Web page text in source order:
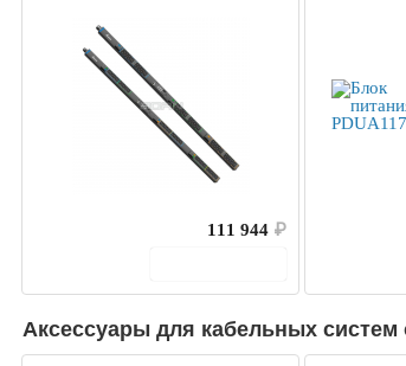
111 944 ₽
Аксессуары для кабельных систем